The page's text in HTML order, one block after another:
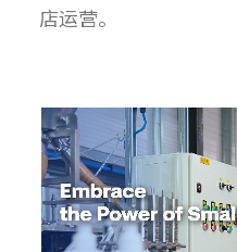
店运营。